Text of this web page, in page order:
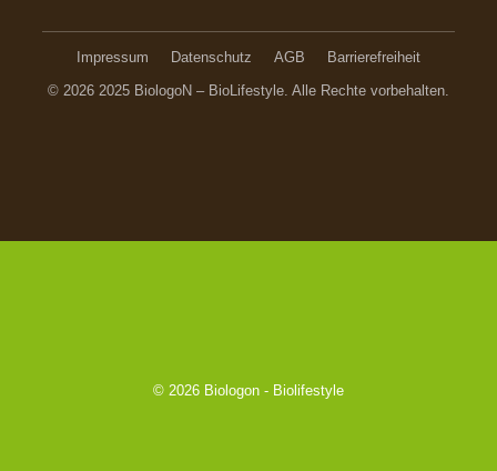
Impressum Datenschutz AGB
Barrierefreiheit
© 2026 2025 BiologoN – BioLifestyle. Alle Rechte vorbehalten.
© 2026 Biologon - Biolifestyle